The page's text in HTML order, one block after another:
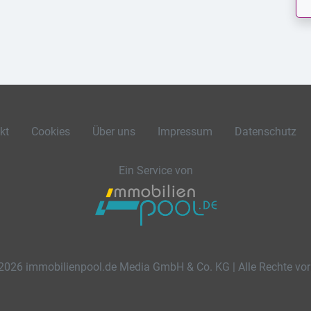
Cookies Über uns Impressum Datenschutz
Ein Service von
immobilienpool.de Media GmbH & Co. KG | Alle Rechte